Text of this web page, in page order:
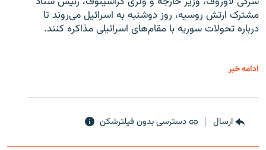
مشترک ارتش روسیه، روز دوشنبه به اسرائیل می‌روند تا
درباره تحولات سوریه با مقام‌های اسرائیلی مذاکره کنند.
ادامه خبر
ارسال دسترسی بدون فیلترشکن